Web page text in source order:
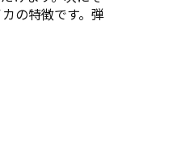
の特徴です。弾